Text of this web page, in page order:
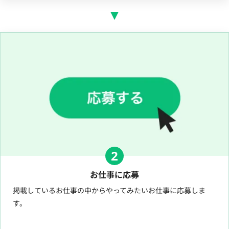
2
お仕事に応募
掲載しているお仕事の中からやってみたいお仕事に応募しま
す。